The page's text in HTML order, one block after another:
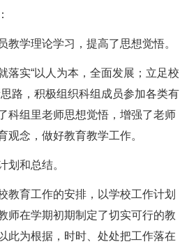
教学理论学习，提高了思想觉悟。
落实“以人为本，全面发展；立足校
路，积极组织科组成员参加各类有
科组里老师思想觉悟，增强了老师
观念，做好教育教学工作。
划和总结。
教育工作的安排，以学校工作计划
师在学期初期制定了切实可行的教
此为根据，时时、处处把工作落在